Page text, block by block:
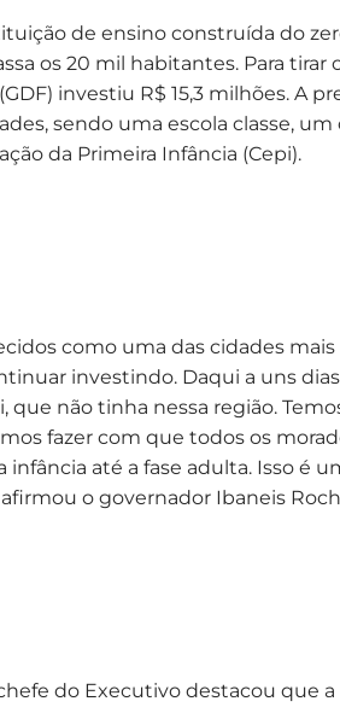
de ensino construída do
os 20 mil habitantes. Para
investiu R$ 15,3 milhões. A
sendo uma escola classe,
da Primeira Infância (Cepi).
como uma das cidades
investindo. Daqui a uns
que não tinha nessa região.
fazer com que todos os
infância até a fase adulta. Isso é
o governador Ibaneis
do Executivo destacou que